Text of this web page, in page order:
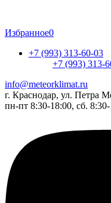
Избранное0
+7 (993) 313-60-03
+7 (993) 313-
info@meteorklimat.ru
г. Краснодар, ул. Петра
пн-пт 8:30-18:00, сб.